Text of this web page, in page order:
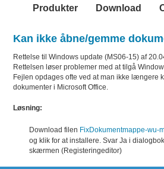
Produkter
Download
Kan ikke åbne/gemme
Rettelse til Windows update (MS06-15) af
Rettelsen løser problemer med at tilgå
Fejlen opdages ofte ved at man ikke længere
dokumenter i Microsoft Office.
Løsning:
Download filen FixDokumentmappe-wu-
og klik for at installere. Svar Ja i
skærmen (Registeringeditor)